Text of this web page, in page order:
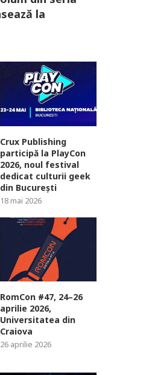
la
Crux Publishing
participă la PlayCon
2026, noul festival
dedicat culturii geek
din București
18 mai 2026
RomCon #47, 24–26
aprilie 2026,
Universitatea din
Craiova
26 aprilie 2026